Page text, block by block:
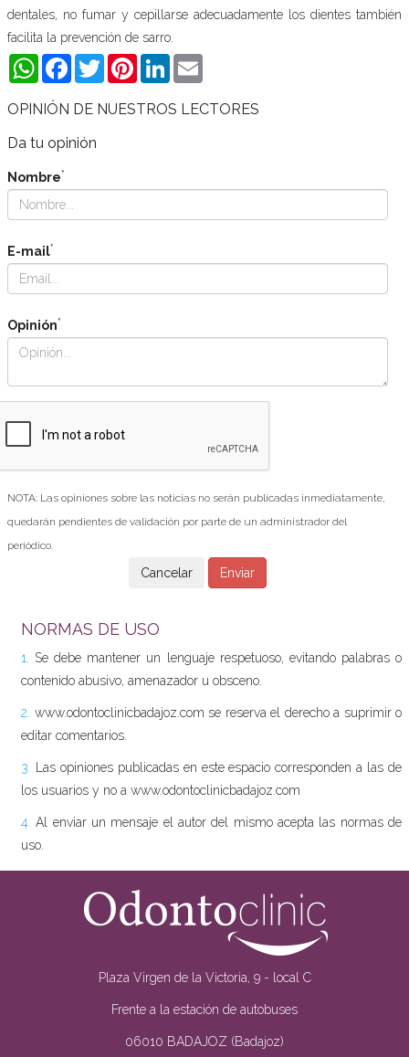
dentales, no fumar y cepillarse adecuadamente los dientes también
facilita la prevención de sarro.
WhatsAppFacebookTwitterPinterestLinkedIn
OPINIÓN DE NUESTROS LECTORES
Da tu opinión
Nombre*
E-mail*
Opinión*
NOTA: Las opiniones sobre las noticias no serán publicadas inmediatamente,
quedarán pendientes de validación por parte de un administrador del
periódico.
NORMAS DE USO
1.
Se debe mantener un lenguaje respetuoso, evitando palabras o
contenido abusivo, amenazador u obsceno.
2. www.odontoclinicbadajoz.com se reserva el derecho a suprimir o
editar comentarios.
3.
Las opiniones publicadas en este espacio corresponden a las de
los usuarios y no a www.odontoclinicbadajoz.com
4. Al enviar un mensaje el autor del mismo acepta las normas de
uso.
Plaza Virgen de la Victoria, 9 - local C
Frente a la estación de autobuses
06010 BADAJOZ (Badajoz)